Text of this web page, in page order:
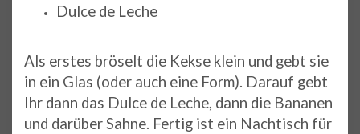
Dulce de Leche
Als erstes bröselt die Kekse klein und gebt sie
in ein Glas (oder auch eine Form). Darauf gebt
Ihr dann das Dulce de Leche, dann die Bananen
und darüber Sahne. Fertig ist ein Nachtisch für